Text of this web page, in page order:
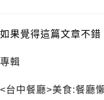
如果覺得這篇文章不
專輯
<台中餐廳>美食:餐廳